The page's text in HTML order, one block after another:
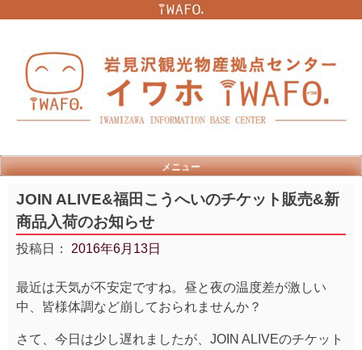
メニュー
JOIN ALIVE&福田こうへいのチケット販売&新
商品入荷のお知らせ
投稿日： 2016年6月13日
最近は天気が不安定ですね。昼と夜の温度差が激しい
中、皆様体調など崩しておられませんか？
さて、今日は少し遅れましたが、JOIN ALIVEのチケット